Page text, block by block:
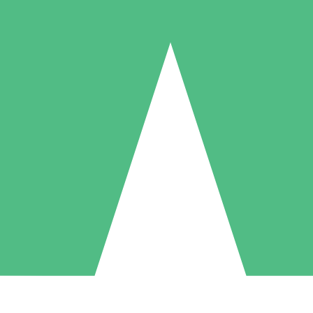
Packs de Crédits Individuels
à l'utilisation avec des crédits de téléchargement. Sans engagement
5 Téléchargements
US$